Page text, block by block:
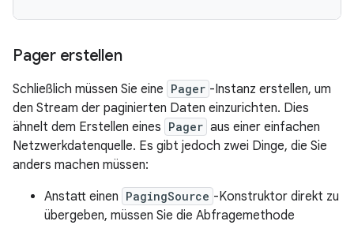
Pager erstellen
Schließlich müssen Sie eine Pager -Instanz erstellen, um
den Stream der paginierten Daten einzurichten. Dies
ähnelt dem Erstellen eines Pager aus einer einfachen
Netzwerkdatenquelle. Es gibt jedoch zwei Dinge, die Sie
anders machen müssen:
Anstatt einen PagingSource -Konstruktor direkt zu
übergeben, müssen Sie die Abfragemethode